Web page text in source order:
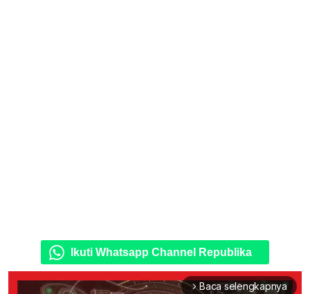
Ikuti Whatsapp Channel Republika
arrow_forward_ios Baca selengkapnya